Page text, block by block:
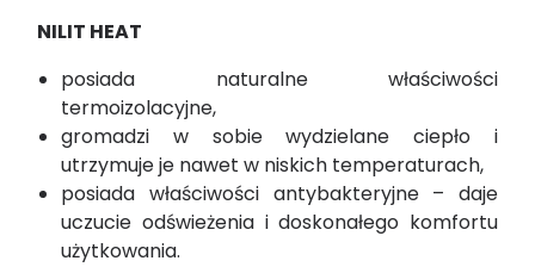
NILIT HEAT
posiada naturalne właściwości
termoizolacyjne,
gromadzi w sobie wydzielane ciepło i
utrzymuje je nawet w niskich temperaturach,
posiada właściwości antybakteryjne – daje
uczucie odświeżenia i doskonałego komfortu
użytkowania.